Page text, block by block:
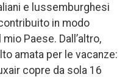
e lussemburghesi
in modo
Paese. Dall’altro,
amata per le vacanze:
copre da sola 16